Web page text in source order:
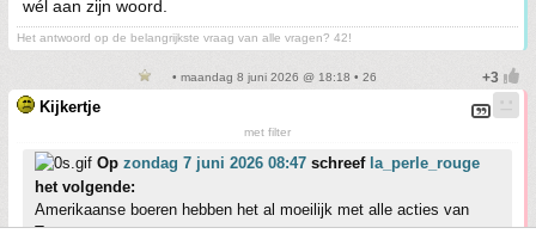
wél aan zijn woord.
Het antwoord op de belangrijkste vraag van alle vragen? 42!
• maandag 8 juni 2026 @ 18:18 • 26
Kijkertje
met filter
Op zondag 7 juni 2026 08:47 schreef la_perle_rouge
het volgende:
Amerikaanse boeren hebben het al moeilijk met alle acties van
Trump, en nu: